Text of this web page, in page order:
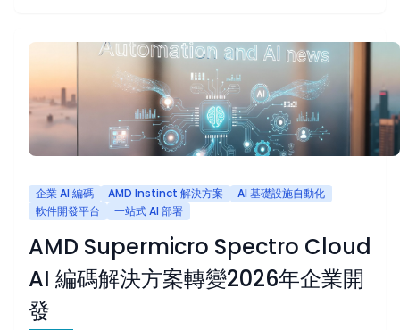
企業 AI 編碼 AMD Instinct 解決方案
AI 基礎設施自動化
軟件開發平台
一站式 AI 部署
AMD Supermicro Spectro Cloud
AI 編碼解決方案轉變2026年企業開
發